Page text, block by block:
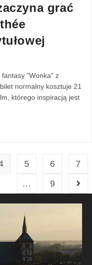
grać
"Wonka" z
normalny kosztuje 21
którego inspiracją jest
5 6
7
…
9